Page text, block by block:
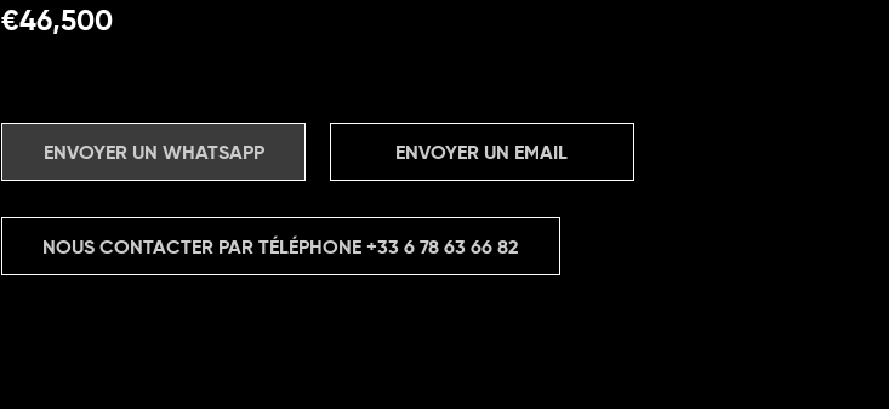
€46,500
ENVOYER UN WHATSAPP ENVOYER UN EMAIL
NOUS CONTACTER PAR TÉLÉPHONE+33 6 78 63 66 82